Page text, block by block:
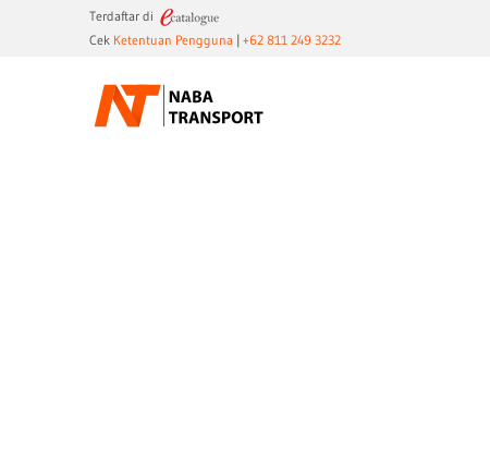
Terdaftar di
Cek Ketentuan Pengguna | +62 811 249 3232